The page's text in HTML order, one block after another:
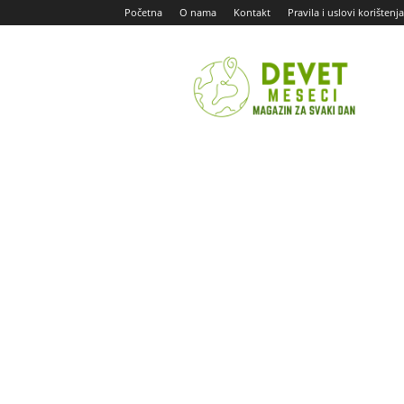
Početna O nama Kontakt Pravila i uslovi korištenja
Devet
Meseci